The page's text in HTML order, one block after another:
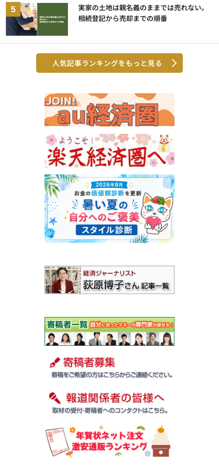
実家の土地は親名義のままでは売れない。
相続登記から売却までの順番
人気記事ランキングをもっと見る